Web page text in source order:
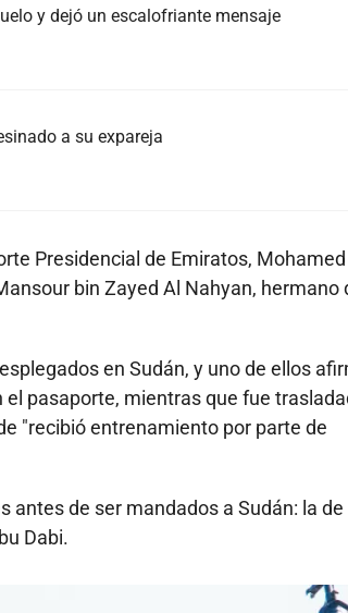
y dejó un escalofriante mensaje
a su expareja
Presidencial de Emiratos, Mohamed
bin Zayed Al Nahyan, hermano
en Sudán, y uno de ellos
el pasaporte, mientras que fue
"recibió entrenamiento por parte de
antes de ser mandados a Sudán: la de
Dabi.